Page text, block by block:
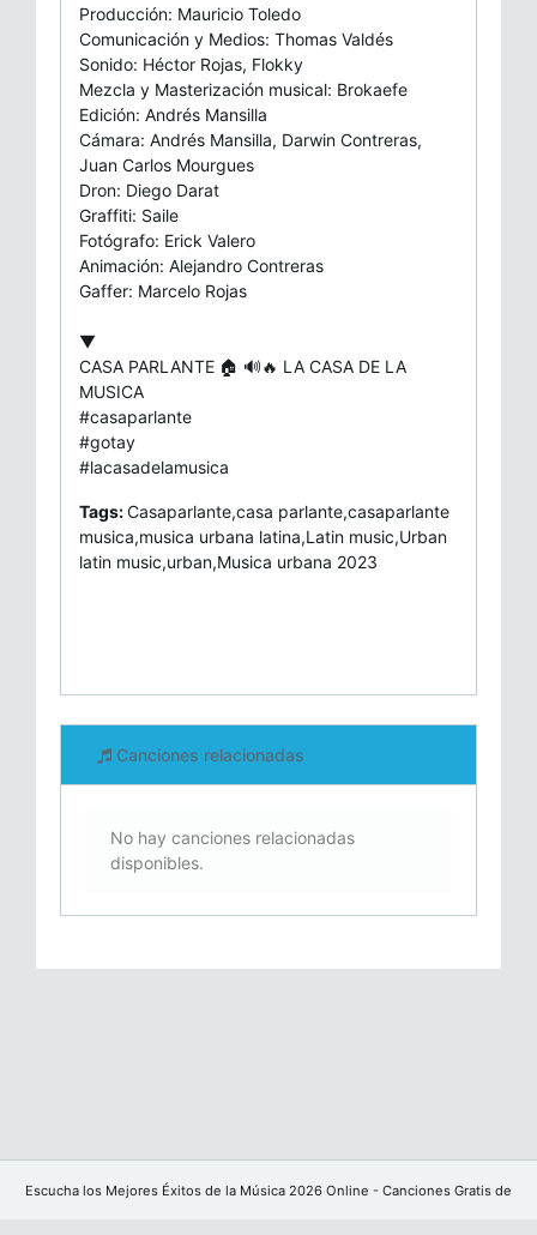
Producción: Mauricio Toledo
Comunicación y Medios: Thomas Valdés
Sonido: Héctor Rojas, Flokky
Mezcla y Masterización musical: Brokaefe
Edición: Andrés Mansilla
Cámara: Andrés Mansilla, Darwin Contreras,
Juan Carlos Mourgues
Dron: Diego Darat
Graffiti: Saile
Fotógrafo: Erick Valero
Animación: Alejandro Contreras
Gaffer: Marcelo Rojas
▼
CASA PARLANTE 🏠 🔊🔥 LA CASA DE LA
MUSICA
#casaparlante
#gotay
#lacasadelamusica
Tags:Casaparlante,casa parlante,casaparlante
musica,musica urbana latina,Latin music,Urban
latin music,urban,Musica urbana 2023
Canciones relacionadas
No hay canciones relacionadas
disponibles.
Escucha los Mejores Éxitos de la Música 2026 Online - Canciones Gratis de